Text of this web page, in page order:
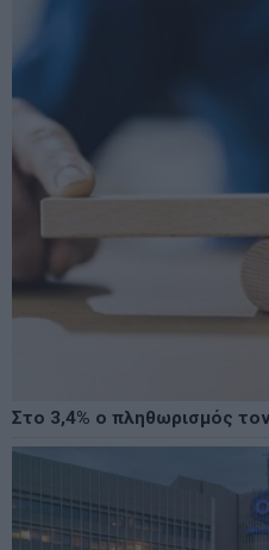
Στο 3,4% ο πληθωρισμός τον